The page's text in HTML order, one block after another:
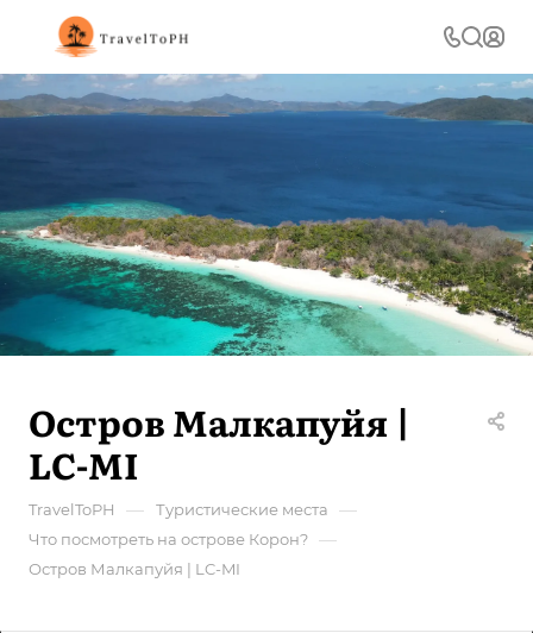
Остров Малкапуйя |
LC-MI
TravelToPH — Туристические места —
Что посмотреть на острове Корон? —
Остров Малкапуйя | LC-MI